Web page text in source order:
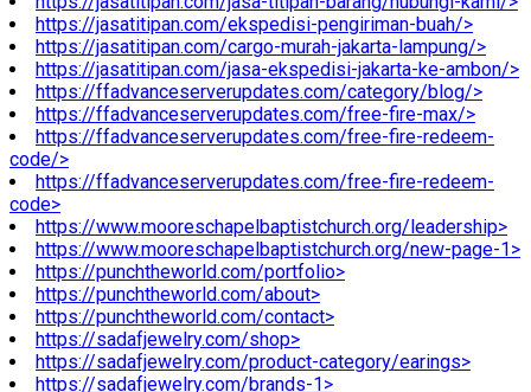
https://jasatitipan.com/ekspedisi-pengiriman-buah/>
https://jasatitipan.com/cargo-murah-jakarta-lampung/>
https://jasatitipan.com/jasa-ekspedisi-jakarta-ke-ambon/>
https://ffadvanceserverupdates.com/category/blog/>
https://ffadvanceserverupdates.com/free-fire-max/>
https://ffadvanceserverupdates.com/free-fire-redeem-
code/>
https://ffadvanceserverupdates.com/free-fire-redeem-
code>
https://www.mooreschapelbaptistchurch.org/leadership>
https://www.mooreschapelbaptistchurch.org/new-page-1>
https://punchtheworld.com/portfolio>
https://punchtheworld.com/about>
https://punchtheworld.com/contact>
https://sadafjewelry.com/shop>
https://sadafjewelry.com/product-category/earings>
https://sadafjewelry.com/brands-1>